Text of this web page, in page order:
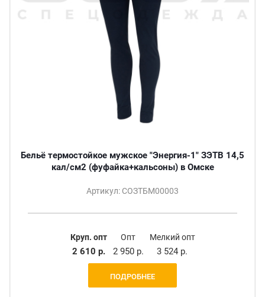
Бельё термостойкое мужское "Энергия-1" ЗЭТВ 14,5
кал/см2 (фуфайка+кальсоны) в Омске
Артикул: СОЗТБМ00003
Круп. опт
2 610 р.
Опт
2 950 р.
Мелкий опт
3 524 р.
ПОДРОБНЕЕ